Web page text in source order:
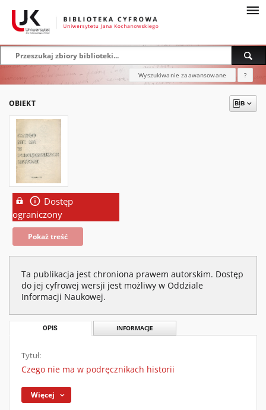
Wyszukiwanie zaawansowane ?
OBIEKT
Dostęp
ograniczony
Pokaż treść
Ta publikacja jest chroniona prawem autorskim. Dostęp
do jej cyfrowej wersji jest możliwy w Oddziale
Informacji Naukowej.
OPIS INFORMACJE
Tytuł:
Czego nie ma w podręcznikach historii
Więcej